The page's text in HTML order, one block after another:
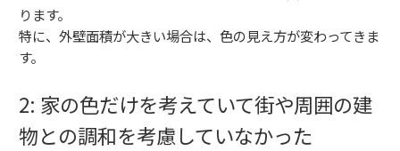
ります。
特に、外壁面積が大きい場合は、色の見え方が変わってきま
す。
2: 家の色だけを考えていて街や周囲の建
物との調和を考慮していなかった